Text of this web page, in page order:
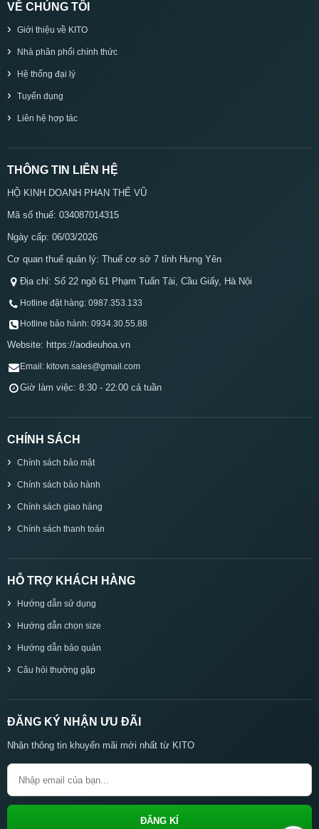
VỀ CHÚNG TÔI
Giới thiệu về KITO
Nhà phân phối chính thức
Hệ thống đại lý
Tuyển dụng
Liên hệ hợp tác
THÔNG TIN LIÊN HỆ
HỘ KINH DOANH PHAN THẾ VŨ
Mã số thuế: 034087014315
Ngày cấp: 06/03/2026
Cơ quan thuế quản lý: Thuế cơ sở 7 tỉnh Hưng Yên
Địa chỉ: Số 22 ngõ 61 Phạm Tuấn Tài, Cầu Giấy, Hà Nội
Hotline đặt hàng: 0987.353.133
Hotline bảo hành: 0934.30.55.88
Website: https://aodieuhoa.vn
Email: kitovn.sales@gmail.com
Giờ làm việc: 8:30 - 22:00 cả tuần
CHÍNH SÁCH
Chính sách bảo mật
Chính sách bảo hành
Chính sách giao hàng
Chính sách thanh toán
HỖ TRỢ KHÁCH HÀNG
Hướng dẫn sử dụng
Hướng dẫn chọn size
Hướng dẫn bảo quản
Câu hỏi thường gặp
ĐĂNG KÝ NHẬN ƯU ĐÃI
Nhận thông tin khuyến mãi mới nhất từ KITO
ĐĂNG KÍ